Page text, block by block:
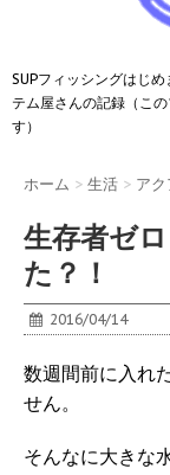
SUPフィッシングはじ
テム屋さんの記録（こ
す）
ホーム > 生活 > ア
生存者ゼ
た？！
2016/04/14
数週間前に入れ
せん。
そんなに大きな